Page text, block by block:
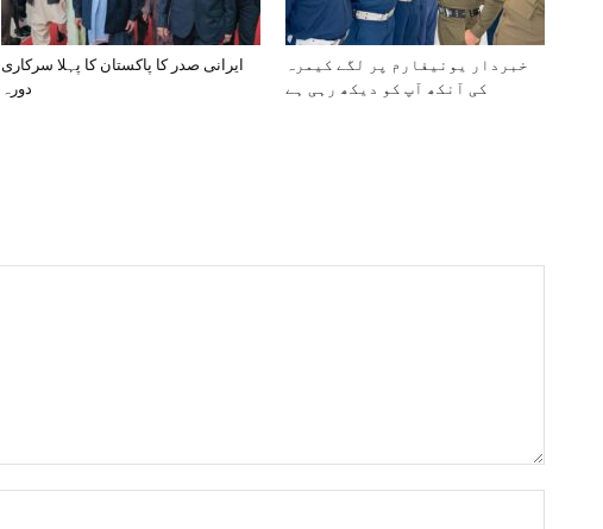
ایرانی صدر کا پاکستان کا پہلا سرکاری
دورہ
خبردار یونیفارم پر لگے کیمرہ
کی آنکھ آپ کو دیکھ رہی ہے